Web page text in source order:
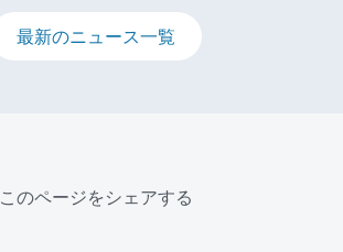
最新のニュース一覧
このページをシェアする